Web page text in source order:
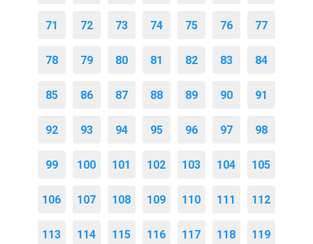
71 72 73 74 75 76 77
78 79 80 81 82 83 84
85 86 87 88 89 90 91
92 93 94 95 96 97 98
99 100 101 102 103 104 105
106 107 108 109 110 111 112
113 114 115 116 117 118 119